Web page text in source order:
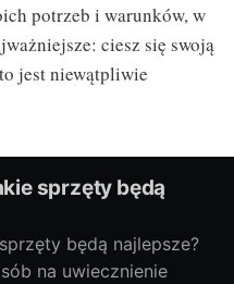
potrzeb i warunków, w
ciesz się swoją
jest niewątpliwie
sprzęty będą
będą najlepsze?
na uwiecznienie